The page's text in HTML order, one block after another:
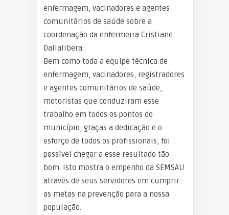
enfermagem, vacinadores e agentes
comunitários de saúde sobre a
coordenação da enfermeira Cristiane
Dallalibera.
Bem como toda a equipe técnica de
enfermagem, vacinadores, registradores
e agentes comunitários de saúde,
motoristas que conduziram esse
trabalho em todos os pontos do
município, graças a dedicação e o
esforço de todos os profissionais, foi
possível chegar a esse resultado tão
bom. Isto mostra o empenho da SEMSAU
através de seus servidores em cumprir
as metas na prevenção para a nossa
população.